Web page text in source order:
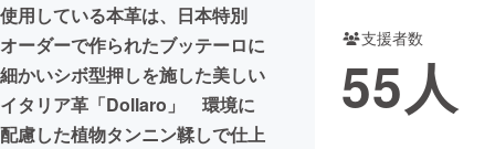
使用している本革は、日本特別
オーダーで作られたブッテーロに
細かいシボ型押しを施した美しい
イタリア革「Dollaro」 環境に
配慮した植物タンニン鞣しで仕上
支援者数
55人